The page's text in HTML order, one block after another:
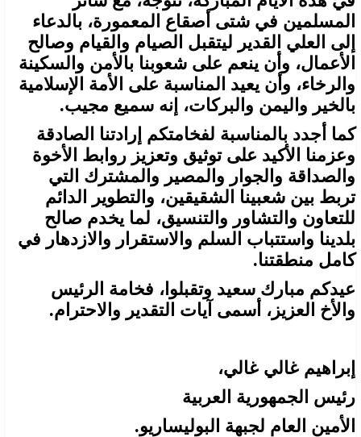
المسلمين في شتى أصقاع المعمورة، بالدعاء
إلى العلي القدير ليتقبل الصيام والقيام وصالح
الأعمال، وأن ينعم على شعوبنا بالأمن والسكينة
والرخاء، وأن يعيد المناسبة على الأمة الإسلامية
بالخير واليمن والبركات، إنه سميع مجيب.
كما أجدد بالمناسبة لفخامتكم إرادتنا الصادقة
وعزمنا الأكيد على توثيق وتعزيز روابط الأخوة
والصداقة والجوار والمصير والمشترك التي
تربط بين شعبينا الشقيقين، والتطوير الدائم
للتعاون والتشاور والتنسيق، لما يخدم صالح
بلدينا واستتباب السلم والاستقرار والازدهار في
كامل منطقتنا.
عيدكم مبارك سعيد وتقبلوا، فخامة الرئيس
والأخ العزيز، أسمى آيات التقدير والاحترام.
إبراهيم غالي غالي،
رئيس الجمهورية العربية
الأمين العام لجبهة البوليساريو.